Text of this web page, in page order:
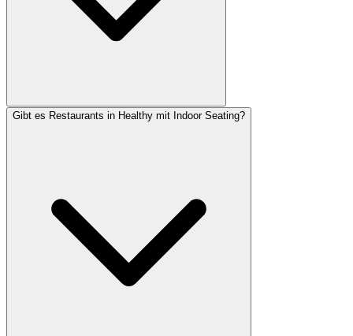
Gibt es Restaurants in Healthy mit Indoor Seating?